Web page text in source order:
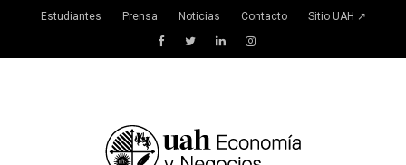
Estudiantes Prensa Noticias Contacto Sitio UAH ↗
FacebookTwitterLinkedInInstagram